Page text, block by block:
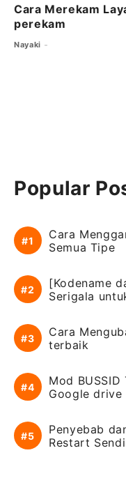
Cara Merekam
perekam
Nayaki
Popular
Cara
Semua Tipe
[Kodename
Serigala
Cara
terbaik
Mod
Google drive
Penyebab
Restart